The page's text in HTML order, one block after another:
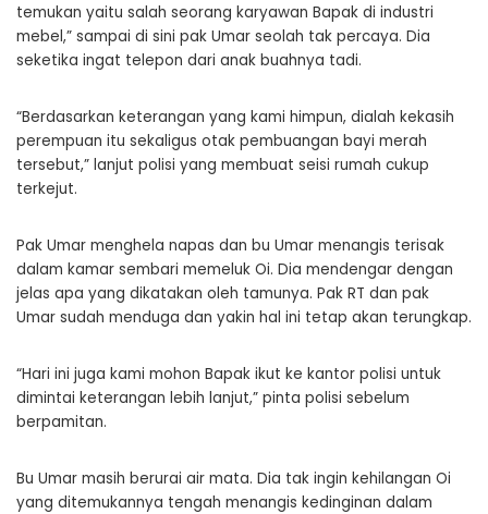
temukan yaitu salah seorang karyawan Bapak di industri
mebel,” sampai di sini pak Umar seolah tak percaya. Dia
seketika ingat telepon dari anak buahnya tadi.
“Berdasarkan keterangan yang kami himpun, dialah kekasih
perempuan itu sekaligus otak pembuangan bayi merah
tersebut,” lanjut polisi yang membuat seisi rumah cukup
terkejut.
Pak Umar menghela napas dan bu Umar menangis terisak
dalam kamar sembari memeluk Oi. Dia mendengar dengan
jelas apa yang dikatakan oleh tamunya. Pak RT dan pak
Umar sudah menduga dan yakin hal ini tetap akan terungkap.
“Hari ini juga kami mohon Bapak ikut ke kantor polisi untuk
dimintai keterangan lebih lanjut,” pinta polisi sebelum
berpamitan.
Bu Umar masih berurai air mata. Dia tak ingin kehilangan Oi
yang ditemukannya tengah menangis kedinginan dalam